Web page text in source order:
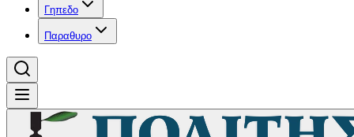
Γηπεδο
Παραθυρο